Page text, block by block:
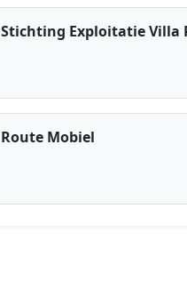
Stichting Exploitatie Villa
Route Mobiel